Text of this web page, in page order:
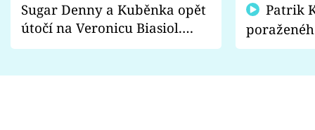
Sugar Denny a Kuběnka opět
útočí na Veronicu Biasiol.
Proč je podle nich falešná a
fanoušci